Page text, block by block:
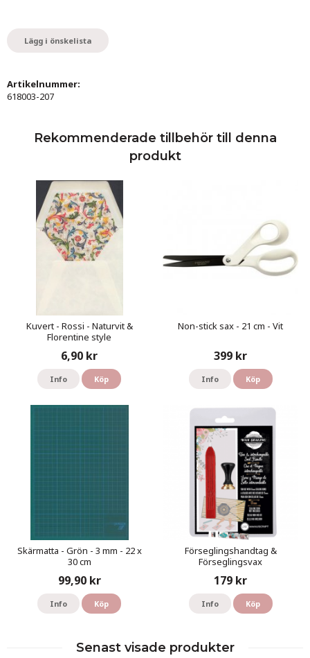
Lägg i önskelista
Artikelnummer:
618003-207
Rekommenderade tillbehör till denna
produkt
Kuvert - Rossi - Naturvit &
Florentine style
6,90 kr
Info Köp
Non-stick sax - 21 cm - Vit
399 kr
Info Köp
Skärmatta - Grön - 3 mm - 22 x
30 cm
99,90 kr
Info Köp
Förseglingshandtag &
Förseglingsvax
179 kr
Info Köp
Senast visade produkter